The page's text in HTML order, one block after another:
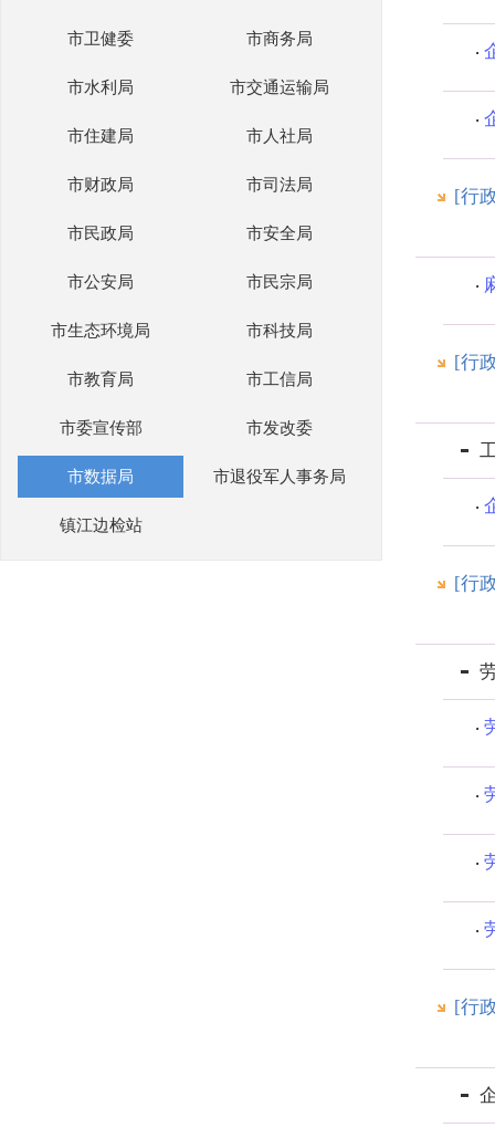
市卫健委 市商务局
市水利局 市交通运输局
市住建局 市人社局
市财政局 市司法局
市民政局 市安全局
市公安局 市民宗局
市生态环境局 市科技局
市教育局 市工信局
市委宣传部 市发改委
市数据局 市退役军人事务局
镇江边检站
[行
[行
[行
[行